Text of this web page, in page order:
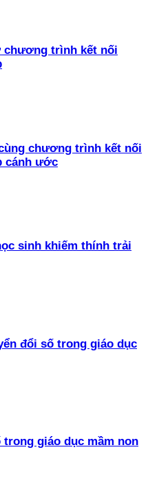
chương trình kết nối
chương trình kết nối
cánh ước
sinh khiếm thính trải
đổi số trong giáo dục
giáo dục mầm non